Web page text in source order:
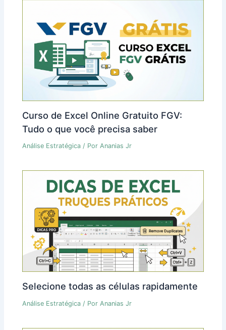
Curso de Excel Online Gratuito FGV:
Tudo o que você precisa saber
Análise Estratégica / PorAnanias Jr
Selecione todas as células rapidamente
Análise Estratégica / PorAnanias Jr